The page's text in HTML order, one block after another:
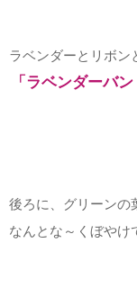
ラベンダーとリボン
「ラベンダーバン
後ろに、グリーンの
なんとな～くぼやけ